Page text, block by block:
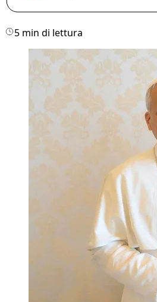
5 min di lettura